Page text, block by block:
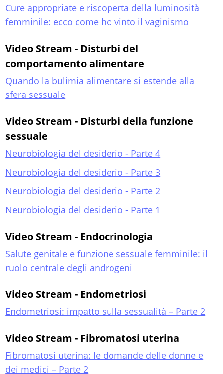
Cure appropriate e riscoperta della luminosità
femminile: ecco come ho vinto il vaginismo
Video Stream - Disturbi del
comportamento alimentare
Quando la bulimia alimentare si estende alla
sfera sessuale
Video Stream - Disturbi della funzione
sessuale
Neurobiologia del desiderio - Parte 4
Neurobiologia del desiderio - Parte 3
Neurobiologia del desiderio - Parte 2
Neurobiologia del desiderio - Parte 1
Video Stream - Endocrinologia
Salute genitale e funzione sessuale femminile: il
ruolo centrale degli androgeni
Video Stream - Endometriosi
Endometriosi: impatto sulla sessualità – Parte 2
Video Stream - Fibromatosi uterina
Fibromatosi uterina: le domande delle donne e
dei medici – Parte 2